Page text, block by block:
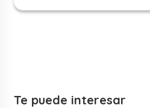
Te puede interesar